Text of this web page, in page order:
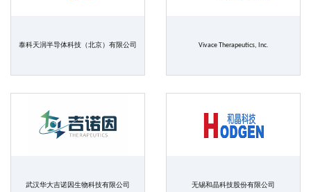
泰科天润半导体科技（北京）有限公司 Vivace Therapeutics, Inc.
武汉华大吉诺因生物科技有限公司 无锡和晶科技股份有限公司